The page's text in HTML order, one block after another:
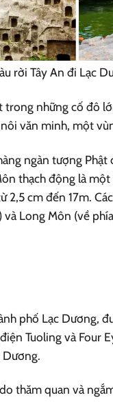
rời Tây An đi Lạc
trong những cố đô
văn minh, một
ngàn tượng Phật
thạch động là
cm đến 17m.
và Long Môn (về
phố Lạc Dương,
Tuoling và
Dương.
thăm quan và